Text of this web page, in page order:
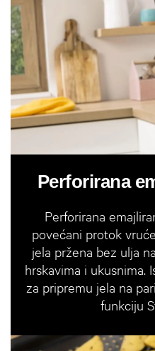
Perforirana
Perforirana
povećani protok
jela pržena bez ulja
hrskavima i ukusnima.
za pripremu jela na
funkciju